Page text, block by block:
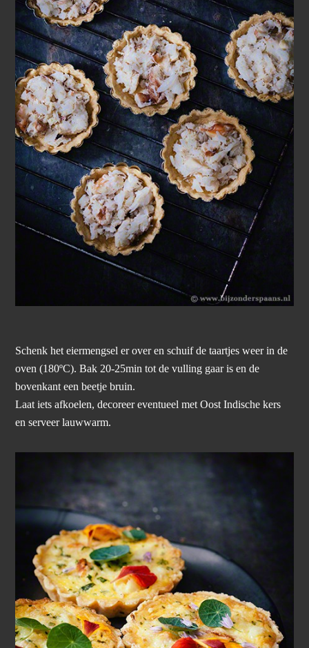
Schenk het eiermengsel er over en schuif de taartjes weer in de
oven (180ºC). Bak 20-25min tot de vulling gaar is en de
bovenkant een beetje bruin.
Laat iets afkoelen, decoreer eventueel met Oost Indische kers
en serveer lauwwarm.